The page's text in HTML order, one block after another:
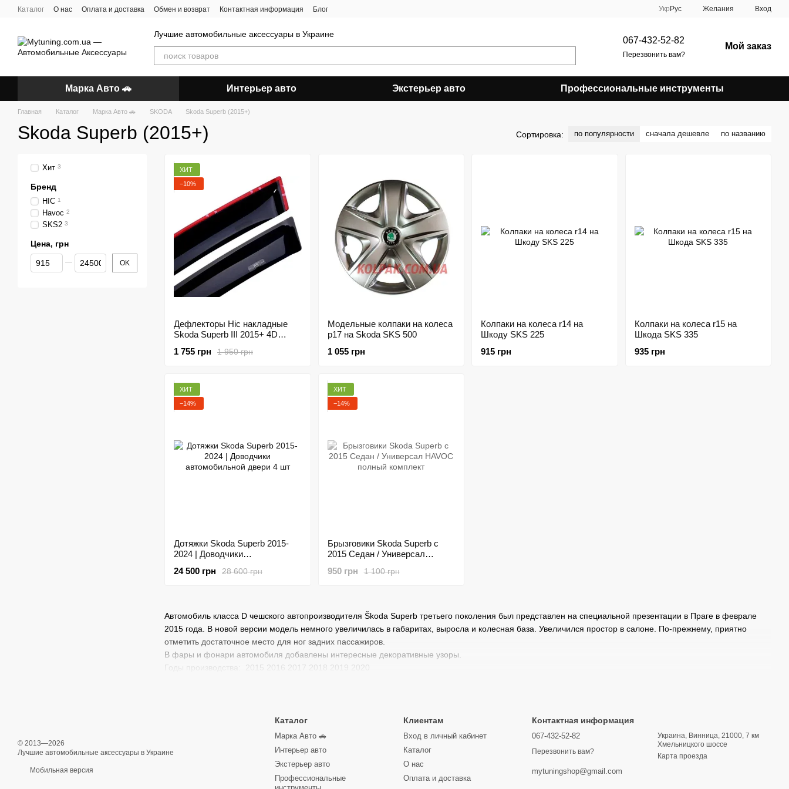
Перейти к основному контенту
Каталог О нас Оплата и доставка Обмен и возврат Контактная информация Блог Укр Рус Желания Вход
Лучшие автомобильные аксессуары в Украине
067-432-52-82
Перезвонить вам?
Мой заказ
Марка Авто 🚗 Интерьер авто Экстерьер авто Профессиональные инструменты
Главная Каталог Марка Авто 🚗 SKODA Skoda Superb (2015+)
Skoda Superb (2015+) Сортировка: по популярности сначала дешевле по названию
Автомобиль класса D чешского автопроизводителя Škoda Superb третьего поколения был представлен на специальной презентации в Праге в феврале
2015 года. В новой версии модель немного увеличилась в габаритах, выросла и колесная база. Увеличился простор в салоне. По-прежнему, приятно
отметить достаточное место для ног задних пассажиров.
В фары и фонари автомобиля добавлены интересные декоративные узоры.
Годы производства: 2015 2016 2017 2018 2019 2020
ХИТ
−10%
Дефлекторы Hic накладные
Skoda Superb III 2015+ 4D
HIC SK18
1 950 грн
1 755 грн
Модельные колпаки на колеса
р17 на Skoda SKS 500
1 055 грн
Колпаки на колеса r14 на
Шкоду SKS 225
915 грн
Колпаки на колеса r15 на
Шкода SKS 335
935 грн
ХИТ
−14%
Дотяжки Skoda Superb 2015-
2024 | Доводчики
28 600 грн
24 500 грн
ХИТ
−14%
Брызговики Skoda Superb с
2015 Седан / Универсал
1 100 грн
950 грн
Хит 3
Бренд
HIC 1
Havoc 2
SKS2 3
Цена, грн
От Цена, грн
До Цена, грн OK
© 2013—2026
Лучшие автомобильные аксессуары в Украине
Мобильная версия
Каталог
Марка Авто 🚗
Интерьер авто
Экстерьер авто
Профессиональные
Клиентам
Вход в личный кабинет
Каталог
О нас
Оплата и доставка
Контактная информация
067-432-52-82
Перезвонить вам?
mytuningshop@gmail.com
Украина, Винница, 21000, 7 км
Хмельницкого шоссе
Карта проезда